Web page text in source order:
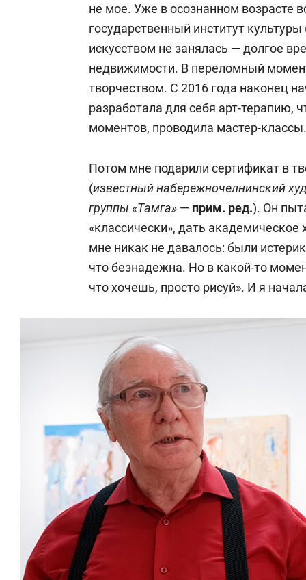
не мое. Уже в осознанном возрасте
государственный институт
искусством не занялась — долгое
недвижимости. В переломный
творчеством. С 2016 года наконец
разработала для себя арт-терапию,
моментов, проводила мастер-
Потом мне подарили сертификат в
(известный набережночелнинский
группы «Тамга» — прим. ред.). Он
«классически», дать
мне никак не давалось: были
что безнадежна. Но в какой-то
что хочешь, просто рисуй». И я